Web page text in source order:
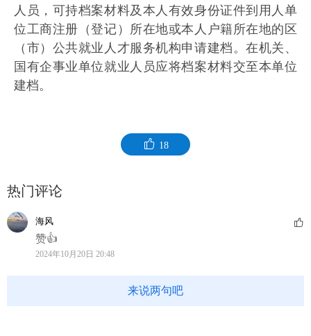
人员，可持档案材料及本人有效身份证件到用人单
位工商注册（登记）所在地或本人户籍所在地的区
（市）公共就业人才服务机构申请建档。在机关、
国有企事业单位就业人员应将档案材料交至本单位
建档。
18
热门评论
海风
赞👍
2024年10月20日 20:48
来说两句吧